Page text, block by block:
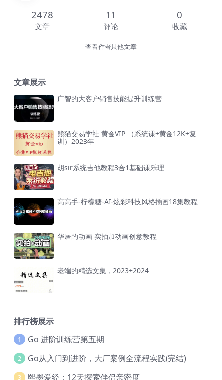
2478
文章
11
评论
0
收藏
查看作者其他文章
文章展示
广智的大客户销售技能提升训练营
熊猫交易学社 黄金VIP （系统课+黄金12K+复
训）2023年
胡sir系统吉他教程3合1基础课乐理
高高手-柠檬糖-AI-炫彩科技风格插画18集教程
华居的动画 实拍加动画创意教程
老端的精选文集，2023+2024
排行榜展示
1 Go 进阶训练营第五期
2 Go从入门到进阶，大厂案例全流程实践(完结)
3 熙墨爱经：12天探索伴侣亲密度